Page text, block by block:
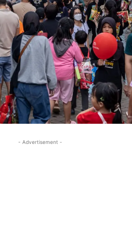
- Advertisement -